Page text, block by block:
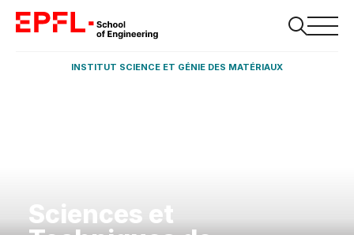
INSTITUT SCIENCE ET GÉNIE DES MATÉRIAUX
Sciences et